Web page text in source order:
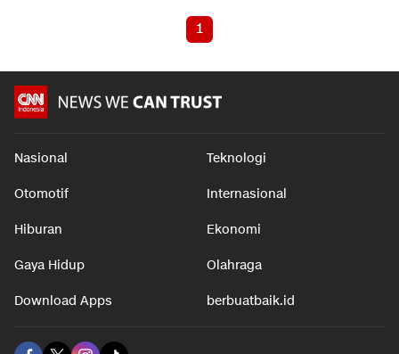
1
Nasional Teknologi
Otomotif Internasional
Hiburan Ekonomi
Gaya Hidup Olahraga
Download Apps berbuatbaik.id